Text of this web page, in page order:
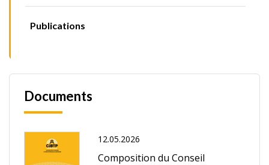
Publications
Documents
12.05.2026
Composition du Conseil